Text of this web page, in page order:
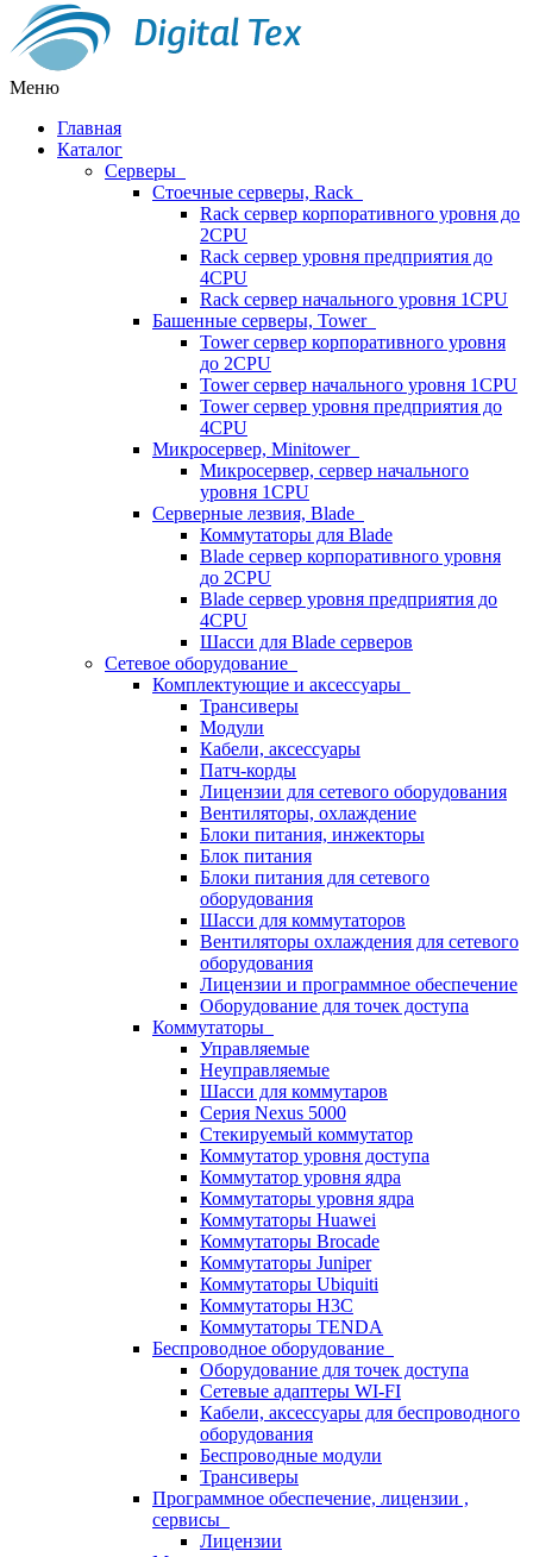
Меню
Главная
Каталог
Серверы
Стоечные серверы, Rack
Rack сервер корпоративного уровня до
2CPU
Rack сервер уровня предприятия до
4CPU
Rack сервер начального уровня 1CPU
Башенные серверы, Tower
Tower сервер корпоративного уровня
до 2CPU
Tower сервер начального уровня 1CPU
Tower сервер уровня предприятия до
4CPU
Микросервер, Minitower
Микросервер, сервер начального
уровня 1CPU
Серверные лезвия, Blade
Коммутаторы для Blade
Blade сервер корпоративного уровня
до 2CPU
Blade сервер уровня предприятия до
4CPU
Шасси для Blade серверов
Сетевое оборудование
Комплектующие и аксессуары
Трансиверы
Модули
Кабели, аксессуары
Патч-корды
Лицензии для сетевого оборудования
Вентиляторы, охлаждение
Блоки питания, инжекторы
Блок питания
Блоки питания для сетевого
оборудования
Шасси для коммутаторов
Вентиляторы охлаждения для сетевого
оборудования
Лицензии и программное обеспечение
Оборудование для точек доступа
Коммутаторы
Управляемые
Неуправляемые
Шасси для коммутаров
Серия Nexus 5000
Стекируемый коммутатор
Коммутатор уровня доступа
Коммутатор уровня ядра
Коммутаторы уровня ядра
Коммутаторы Huawei
Коммутаторы Brocade
Коммутаторы Juniper
Коммутаторы Ubiquiti
Коммутаторы H3C
Коммутаторы TENDA
Беспроводное оборудование
Оборудование для точек доступа
Сетевые адаптеры WI-FI
Кабели, аксессуары для беспроводного
оборудования
Беспроводные модули
Трансиверы
Программное обеспечение, лицензии ,
сервисы
Лицензии